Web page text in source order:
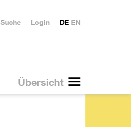
Übersicht
DE EN
Login
Suche